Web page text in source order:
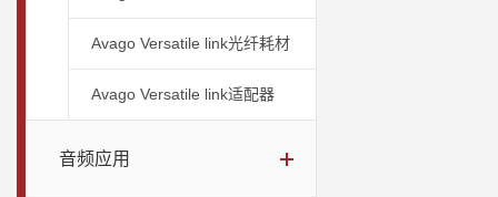
Avago Versatile link光纤耗材
Avago Versatile link适配器
音频应用